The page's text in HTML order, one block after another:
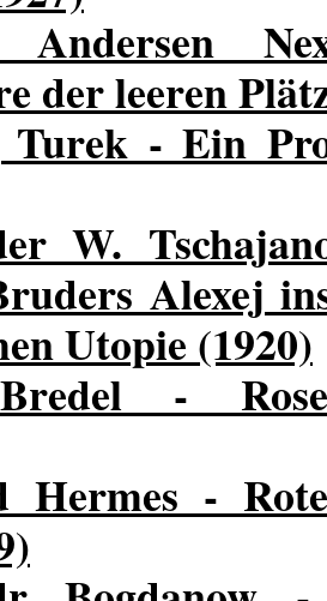
Andersen
der leeren
Turek - Ein
W.
Alexej
Utopie (1920)
-
Hermes -